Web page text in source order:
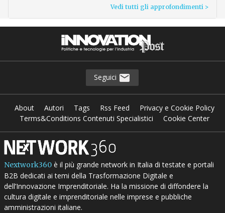
Vedi tutti gli approfondimenti >
Seguici
About Autori Tags Rss Feed
Privacy e Cookie Policy
Terms&Conditions Contenuti Specialistici
Cookie Center
Nextwork360è il più grande network in Italia di testate e portali
B2B dedicati ai temi della Trasformazione Digitale e
dell’Innovazione Imprenditoriale. Ha la missione di diffondere la
cultura digitale e imprenditoriale nelle imprese e pubbliche
amministrazioni italiane.